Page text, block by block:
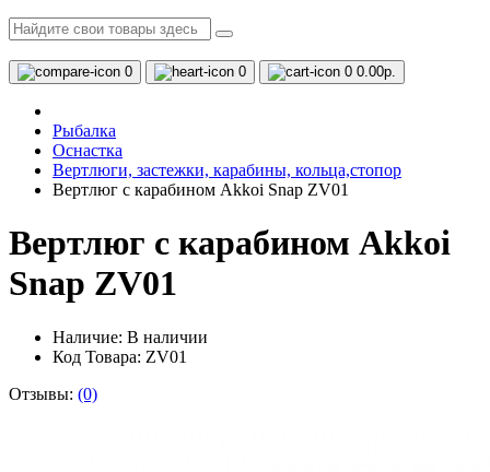
0 0 0 0.00р.
Рыбалка
Оснастка
Вертлюги, застежки, карабины, кольца,стопор
Вертлюг с карабином Akkoi Snap ZV01
Вертлюг с карабином Akkoi
Snap ZV01
Наличие: В наличии
Код Товара: ZV01
Отзывы: (0)